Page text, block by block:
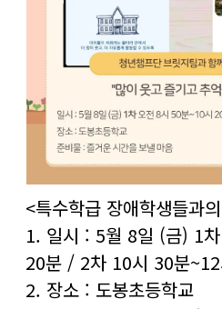
<특수학급 장애학생들과
1. 일시 : 5월 8일 (금) 1
20분 / 2차 10시 30분
2. 장소 : 도봉초등학교